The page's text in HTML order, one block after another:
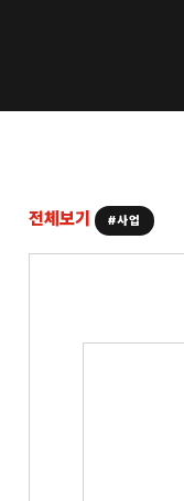
전체보기 #사업